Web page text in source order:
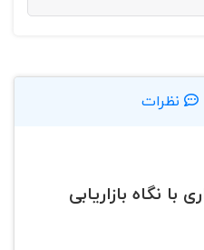
نظرات
با نگاه بازاریابی